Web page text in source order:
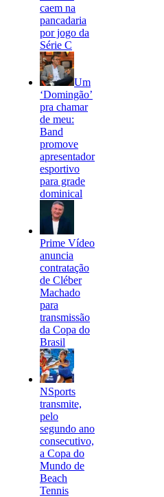
caem na
pancadaria
por jogo da
Série C
Um
‘Domingão’
pra chamar
de meu:
Band
promove
apresentador
esportivo
para grade
dominical
Prime Vídeo
anuncia
contratação
de Cléber
Machado
para
transmissão
da Copa do
Brasil
NSports
transmite,
pelo
segundo ano
consecutivo,
a Copa do
Mundo de
Beach
Tennis